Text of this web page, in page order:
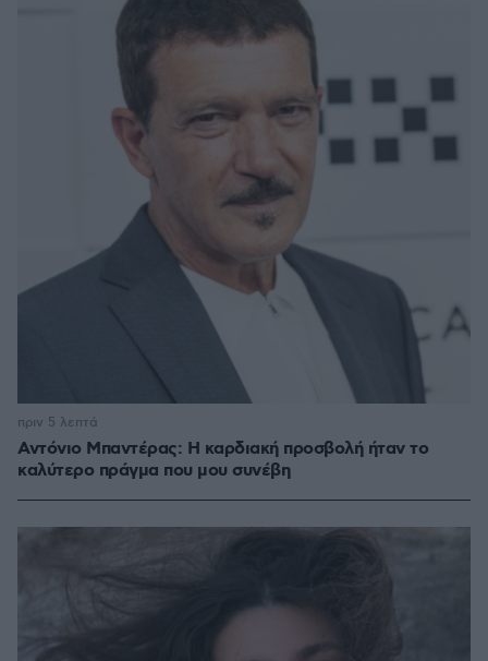
Αντόνιο Μπαντέρας: Η καρδιακή προσβολή ήταν το
καλύτερο πράγμα που μου συνέβη
πριν 5 λεπτά